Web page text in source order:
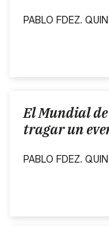
PABLO FDEZ.
El Mundial
tragar un
PABLO FDEZ.